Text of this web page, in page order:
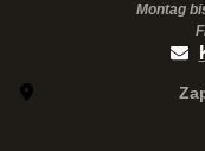
Montag